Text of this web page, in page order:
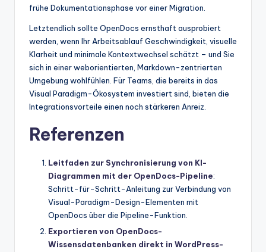
frühe Dokumentationsphase vor einer Migration.
Letztendlich sollte OpenDocs ernsthaft ausprobiert
werden, wenn Ihr Arbeitsablauf Geschwindigkeit, visuelle
Klarheit und minimale Kontextwechsel schätzt – und Sie
sich in einer weborientierten, Markdown-zentrierten
Umgebung wohlfühlen. Für Teams, die bereits in das
Visual Paradigm-Ökosystem investiert sind, bieten die
Integrationsvorteile einen noch stärkeren Anreiz.
Referenzen
Leitfaden zur Synchronisierung von KI-
Diagrammen mit der OpenDocs-Pipeline:
Schritt-für-Schritt-Anleitung zur Verbindung von
Visual-Paradigm-Design-Elementen mit
OpenDocs über die Pipeline-Funktion.
Exportieren von OpenDocs-
Wissensdatenbanken direkt in WordPress-